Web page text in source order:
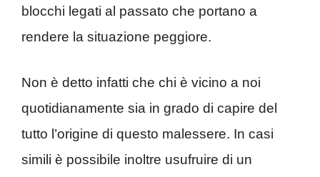
blocchi legati al passato che portano a
rendere la situazione peggiore.
Non è detto infatti che chi è vicino a noi
quotidianamente sia in grado di capire del
tutto l’origine di questo malessere. In casi
simili è possibile inoltre usufruire di un